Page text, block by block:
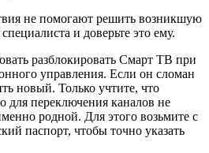
не помогают решить возникшую
и доверьте это ему.
разблокировать Смарт ТВ при
управления. Если он сломан
новый. Только учтите, что
для переключения каналов не
родной. Для этого возьмите с
паспорт, чтобы точно указать